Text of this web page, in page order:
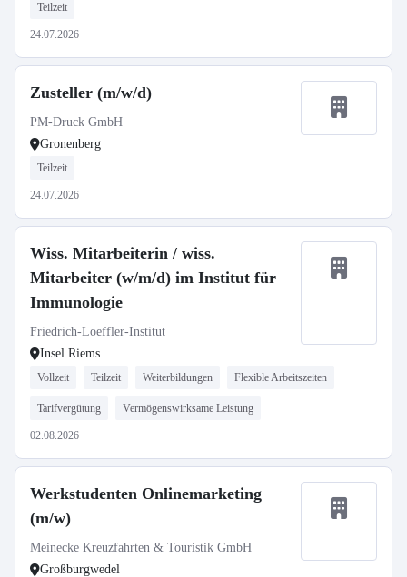
Teilzeit
24.07.2026
Zusteller (m/w/d)
PM-Druck GmbH
Gronenberg
Teilzeit
24.07.2026
Wiss. Mitarbeiterin / wiss.
Mitarbeiter (w/m/d) im Institut für
Immunologie
Friedrich-Loeffler-Institut
Insel Riems
Vollzeit Teilzeit Weiterbildungen Flexible Arbeitszeiten
Tarifvergütung Vermögenswirksame Leistung
02.08.2026
Werkstudenten Onlinemarketing
(m/w)
Meinecke Kreuzfahrten & Touristik GmbH
Großburgwedel